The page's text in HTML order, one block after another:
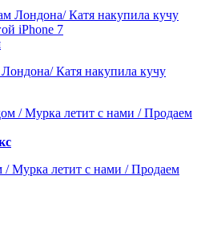
Катя накупила кучу
Мурка летит с нами / Продаем